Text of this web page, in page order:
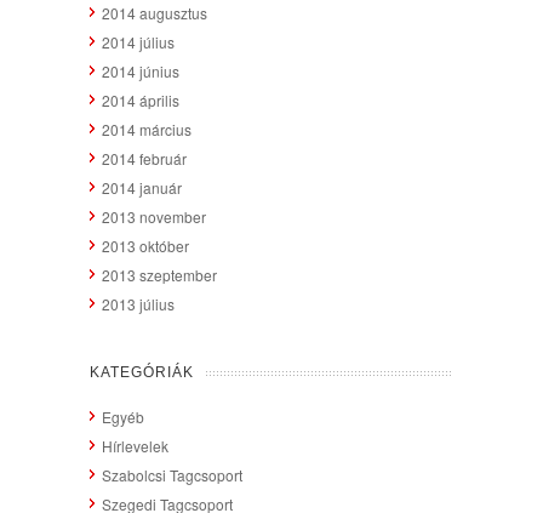
2014 augusztus
2014 július
2014 június
2014 április
2014 március
2014 február
2014 január
2013 november
2013 október
2013 szeptember
2013 július
KATEGÓRIÁK
Egyéb
Hírlevelek
Szabolcsi Tagcsoport
Szegedi Tagcsoport